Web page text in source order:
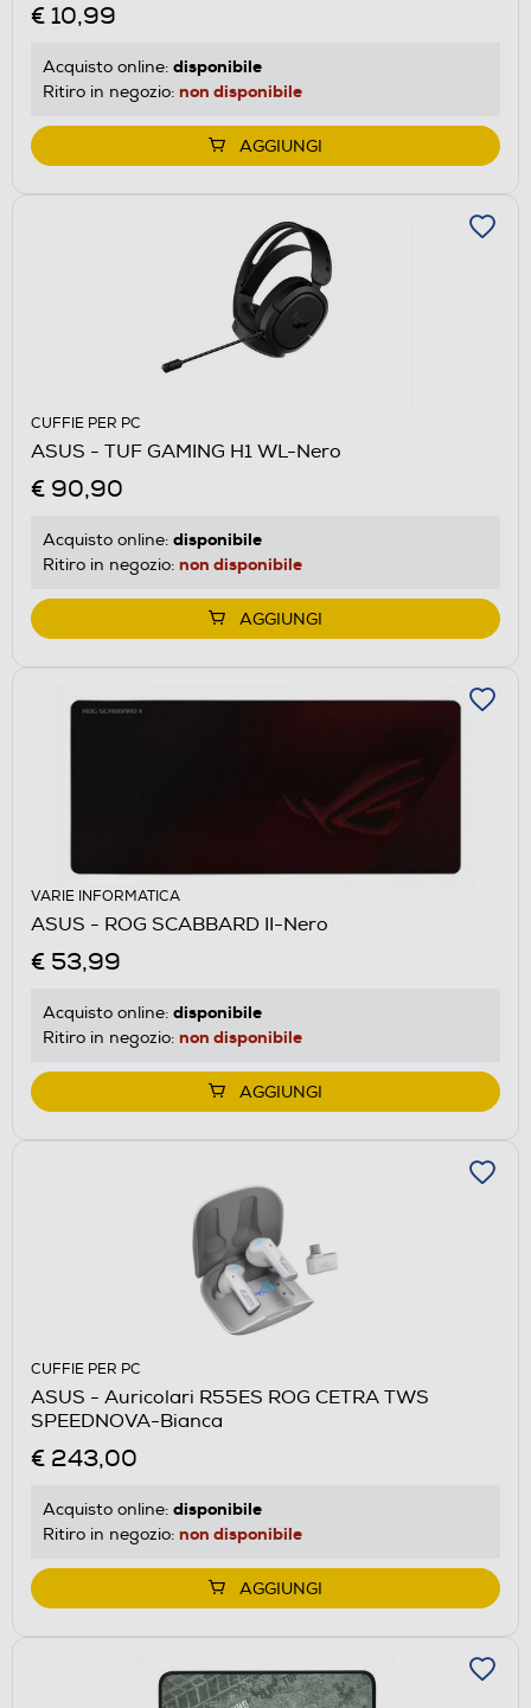
€ 10,99
Acquisto online: disponibile
Ritiro in negozio: non disponibile
AGGIUNGI
CUFFIE PER PC
ASUS - TUF GAMING H1 WL-Nero
€ 90,90
Acquisto online: disponibile
Ritiro in negozio: non disponibile
AGGIUNGI
VARIE INFORMATICA
ASUS - ROG SCABBARD II-Nero
€ 53,99
Acquisto online: disponibile
Ritiro in negozio: non disponibile
AGGIUNGI
CUFFIE PER PC
ASUS - Auricolari R55ES ROG CETRA TWS
SPEEDNOVA-Bianca
€ 243,00
Acquisto online: disponibile
Ritiro in negozio: non disponibile
AGGIUNGI